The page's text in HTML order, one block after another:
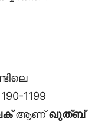
1199
ആണ്ഖുത്ബ്